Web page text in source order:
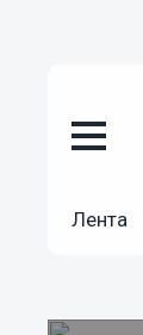
Лента